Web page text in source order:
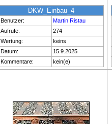
DKW_Einbau_4
Benutzer:
Martin Ristau
Aufrufe:
274
Wertung:
keins
Datum:
15.9.2025
Kommentare:
kein(e)